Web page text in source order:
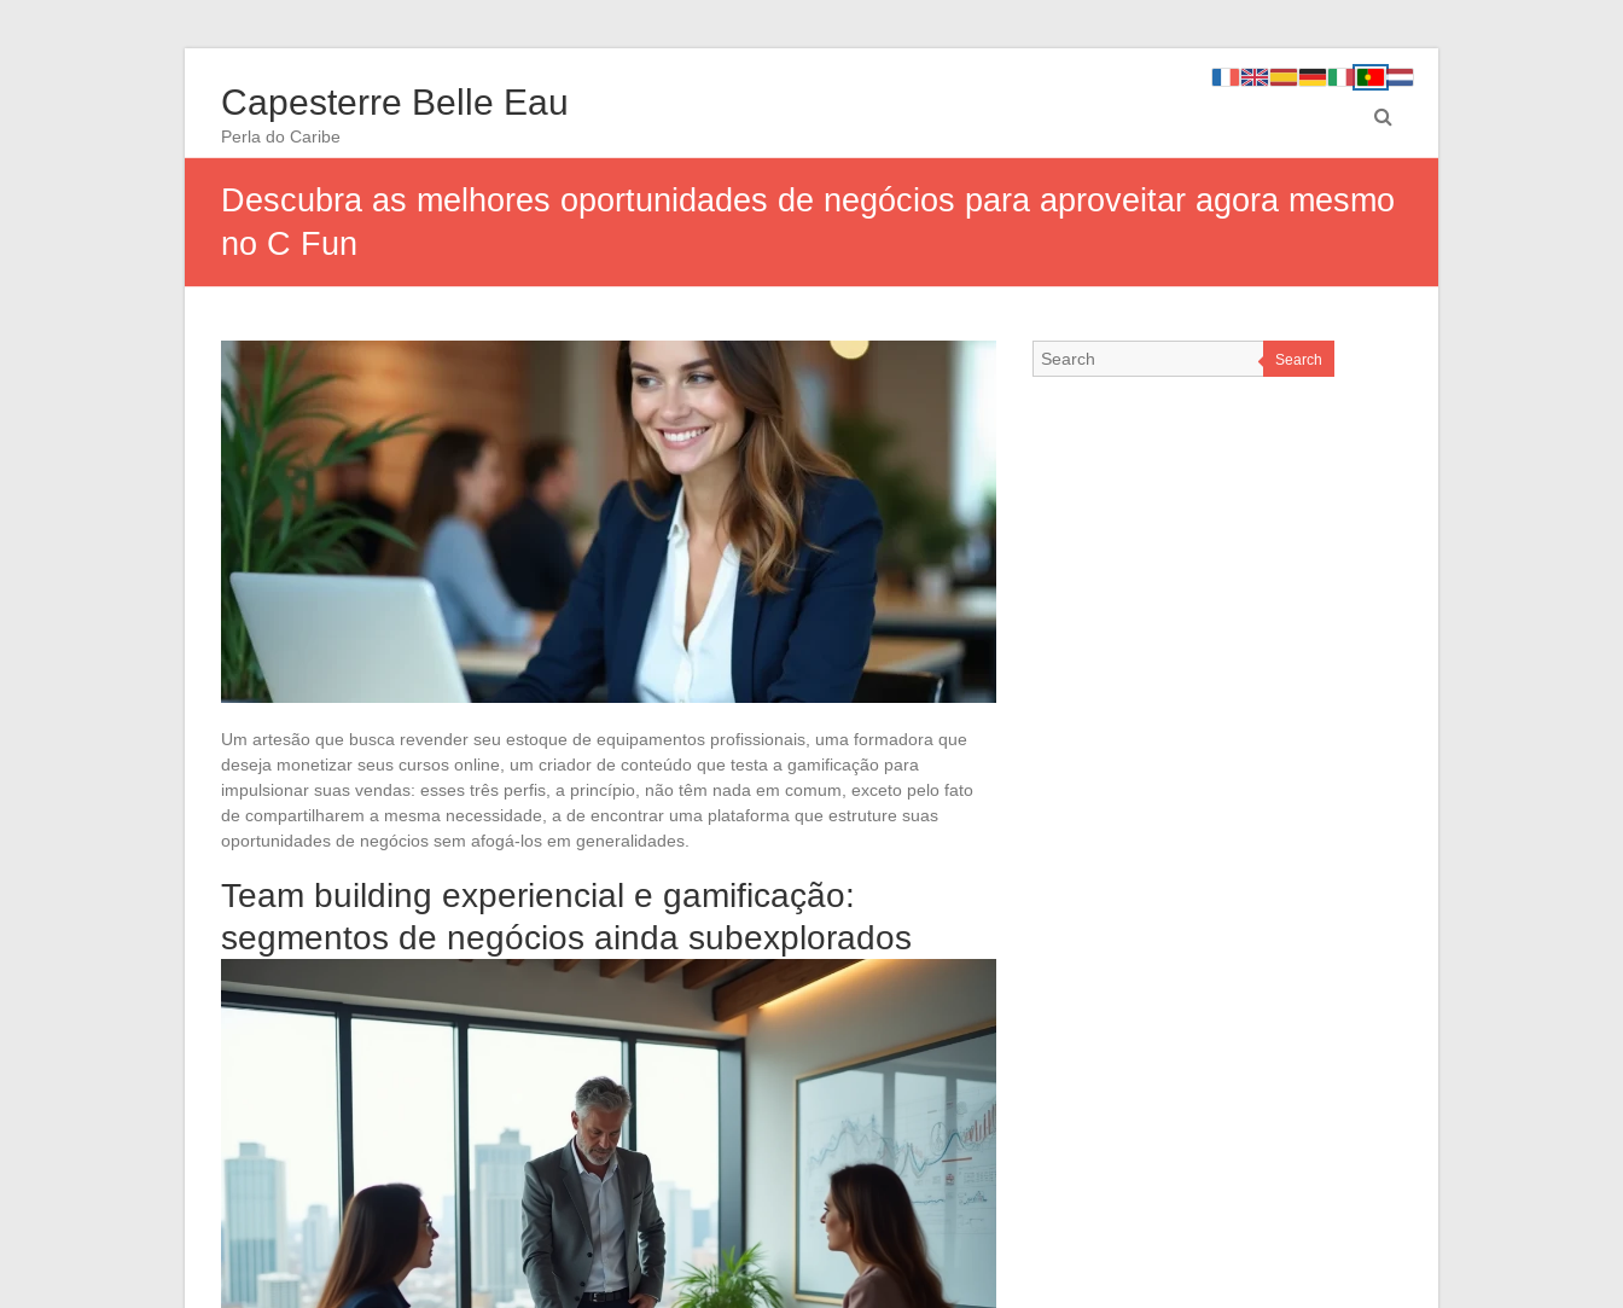
Capesterre Belle Eau
Perla do Caribe
Descubra as melhores oportunidades de negócios para aproveitar agora mesmo
no C Fun
Um artesão que busca revender seu estoque de equipamentos profissionais, uma formadora que
deseja monetizar seus cursos online, um criador de conteúdo que testa a gamificação para
impulsionar suas vendas: esses três perfis, a princípio, não têm nada em comum, exceto pelo fato
de compartilharem a mesma necessidade, a de encontrar uma plataforma que estruture suas
oportunidades de negócios sem afogá-los em generalidades.
Team building experiencial e gamificação:
segmentos de negócios ainda subexplorados
Search